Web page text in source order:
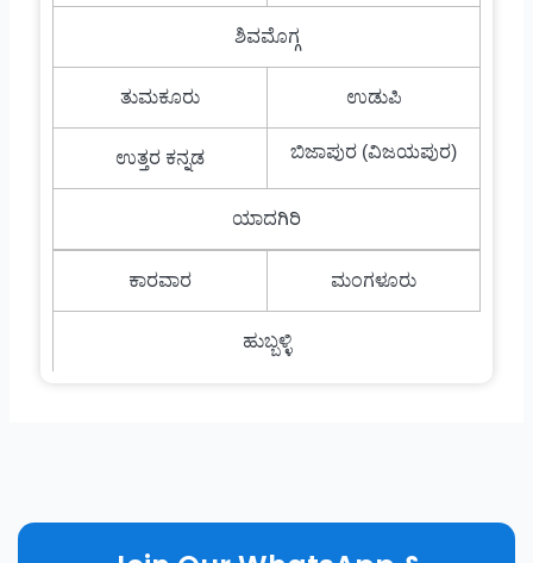
ಶಿವಮೊಗ್ಗ
ತುಮಕೂರು ಉಡುಪಿ
ಉತ್ತರ ಕನ್ನಡ ಬಿಜಾಪುರ (ವಿಜಯಪುರ)
ಯಾದಗಿರಿ
ಕಾರವಾರ ಮಂಗಳೂರು
ಹುಬ್ಬಳ್ಳಿ